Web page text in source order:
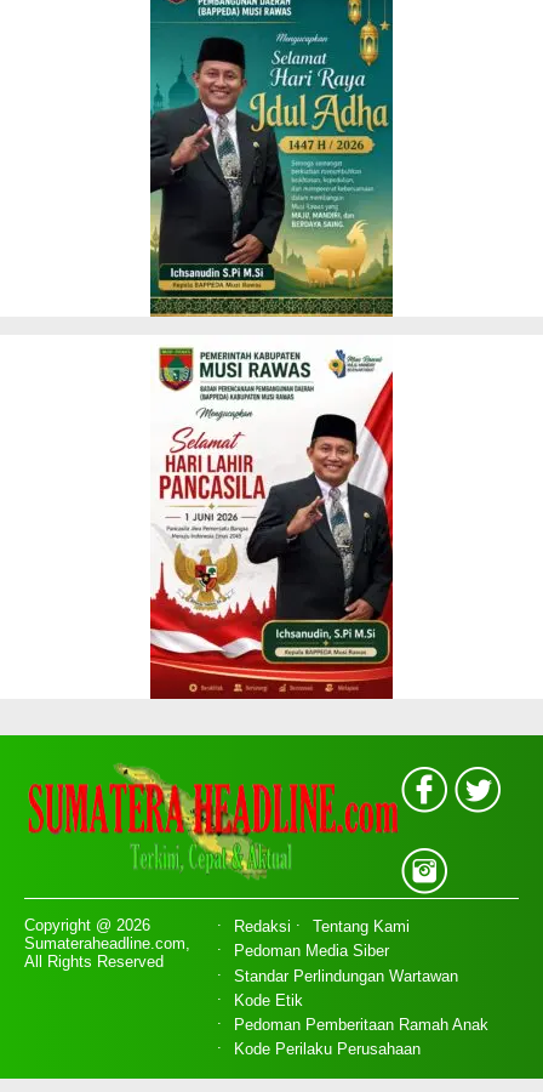
Copyright @ 2026
Sumateraheadline.com,
All Rights Reserved
Redaksi
Tentang Kami
Pedoman Media Siber
Standar Perlindungan Wartawan
Kode Etik
Pedoman Pemberitaan Ramah Anak
Kode Perilaku Perusahaan